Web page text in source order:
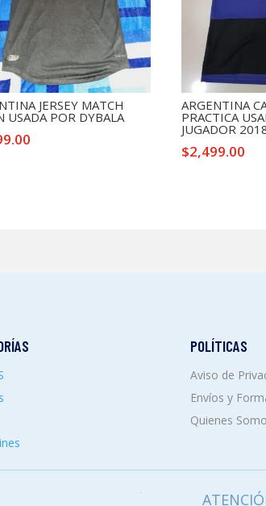
JERSEY MATCH
USADA POR DYBALA
ARGENTINA
PRACTICA
JUGADOR
$2,499.00
POLÍTICAS
Aviso de
Envíos y
Quienes